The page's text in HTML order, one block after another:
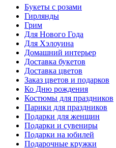
Букеты с розами
Гирлянды
Грим
Для Нового Года
Для Хэлоуина
Домашний интерьер
Доставка букетов
Доставка цветов
Заказ цветов и подарков
Ко Дню рождения
Костюмы для праздников
Парики для праздников
Подарки для женщин
Подарки и сувениры
Подарки на юбилей
Подарочные кружки